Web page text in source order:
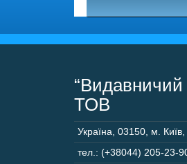
“Видавничий
ТОВ
Україна 03150 м. Київ,
тел.: (+38044) 205-23-